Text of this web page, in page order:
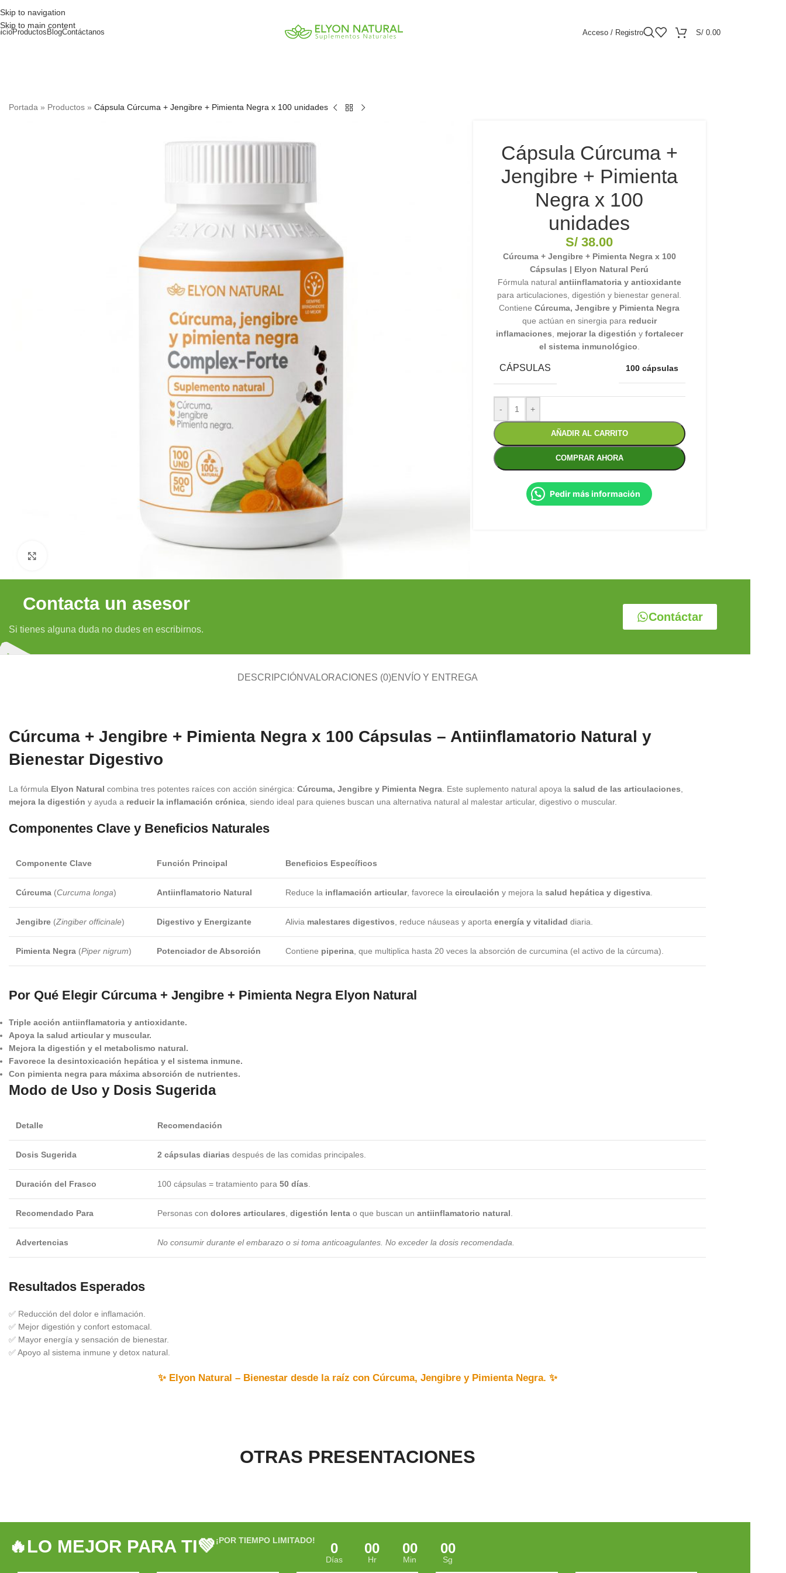
Skip to navigation
Skip to main content
Productos BlogContáctanos Acceso / Registro S/ 0.00
Portada » Productos » Cápsula Cúrcuma + Jengibre + Pimienta Negra x 100 unidades
Cápsula Cúrcuma +
Jengibre + Pimienta
Negra x 100
unidades
S/ 38.00
Cúrcuma + Jengibre + Pimienta Negra x 100
Cápsulas | Elyon Natural Perú
Fórmula natural antiinflamatoria y antioxidante
para articulaciones, digestión y bienestar general.
ContieneCúrcuma, Jengibre y Pimienta Negra
que actúan en sinergia para reducir
inflamaciones
mejorar la digestión y fortalecer
el sistema inmunológico
CÁPSULAS 100 cápsulas
- +
AÑADIR AL CARRITO
COMPRAR AHORA
Pedir más información
Contáctar
Contacta un asesor
Si tienes alguna duda no dudes en escribirnos.
DESCRIPCIÓNVALORACIONES (0)ENVÍO Y ENTREGA
Cúrcuma + Jengibre + Pimienta Negra x 100 Cápsulas – Antiinflamatorio Natural y
Bienestar Digestivo
La fórmula Elyon Natural combina tres potentes raíces con acción sinérgica: Cúrcuma, Jengibre y Pimienta Negra . Este suplemento natural apoya la salud de las articulaciones
mejora la digestión y ayuda a reducir la inflamación crónica , siendo ideal para quienes buscan una alternativa natural al malestar articular, digestivo o muscular.
Componentes Clave y Beneficios Naturales
Componente Clave Función Principal Beneficios Específicos
Cúrcuma (Curcuma longa) Antiinflamatorio Natural Reduce la inflamación articular, favorece la circulación y mejora la salud hepática y digestiva
Jengibre (Zingiber officinale) Digestivo y Energizante Alivia malestares digestivos , reduce náuseas y aporta energía y vitalidad diaria.
Pimienta Negra (Piper nigrum) Potenciador de Absorción Contiene piperina , que multiplica hasta 20 veces la absorción de curcumina (el activo de la cúrcuma).
Por Qué Elegir Cúrcuma + Jengibre + Pimienta Negra Elyon Natural
Triple acción antiinflamatoria y antioxidante.
Apoya la salud articular y muscular.
Mejora la digestión y el metabolismo natural.
Favorece la desintoxicación hepática y el sistema inmune.
Con pimienta negra para máxima absorción de nutrientes.
Modo de Uso y Dosis Sugerida
Detalle Recomendación
Dosis Sugerida 2 cápsulas diarias después de las comidas principales.
Duración del Frasco 100 cápsulas = tratamiento para 50 días
Recomendado Para Personas con dolores articulares digestión lenta o que buscan un antiinflamatorio natural
Advertencias No consumir durante el embarazo o si toma anticoagulantes. No exceder la dosis recomendada.
Resultados Esperados
✅ Reducción del dolor e inflamación.
✅ Mejor digestión y confort estomacal.
✅ Mayor energía y sensación de bienestar.
✅ Apoyo al sistema inmune y detox natural.
✨ Elyon Natural – Bienestar desde la raíz con Cúrcuma, Jengibre y Pimienta Negra. ✨
OTRAS PRESENTACIONES
🔥LO MEJOR PARA TI💚¡POR TIEMPO LIMITADO!
0
Días
00
Hr
00
Min
00
Sg